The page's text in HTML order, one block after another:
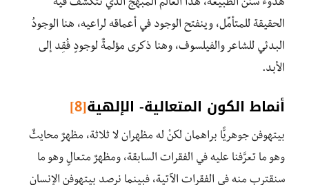
هدوء سنن الطبيعة، هذا العالم المبهج الذي تتكشَّف فيه
الحقيقة للمتأمِّل، وينفتح الوجود في أعماقه لراعيه، هنا الوجودُ
البدئي للشاعر والفيلسوف، وهنا ذكرى مؤلمةٌ لوجودٍ فُقِد إلى
الأبد.
أنماط الكون المتعالية- الإلهية[8]
بيتهوفن جوهريًّا براهمان لكنْ له مظهران لا ثلاثة، مظهرٌ محايثٌ
وهو ما تعرَّفنا عليه في الفقرات السابقة، ومظهرٌ متعالٍ وهو ما
سنقترب منه في الفقرات الآتية، فبينما نرصد بيتهوفن الإنسان